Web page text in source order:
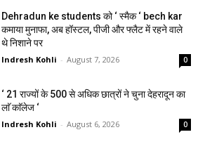
Dehradun ke students को ‘ स्मैक ‘ bech kar
कमाया मुनाफा, अब हॉस्टल, पीजी और फ्लैट में रहने वाले
थे निशाने पर
Indresh Kohli - August 7, 2026 0
‘ 21 राज्यों के 500 से अधिक छात्रों ने चुना देहरादून का
लाॅ काॅलेज ‘
Indresh Kohli - August 6, 2026 0